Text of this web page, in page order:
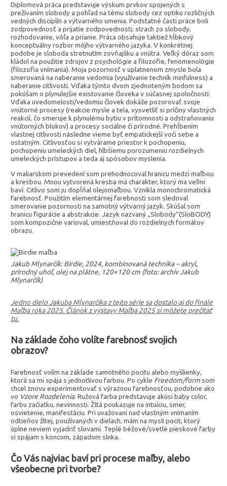
Diplomová práca predstavuje výskum prvkov spojených s
prežívaním slobody a pohľad na tému slobody cez optiku rozličných
vedných disciplín a výtvarného umenia. Podstatné časti práce boli
zodpovednosť a prijatie zodpovednosti, strach zo slobody,
rozhodovanie, vôľa a prianie. Práca obsahuje taktiež hĺbkový
konceptuálny rozbor môjho výtvarného jazyka. V konkrétnej
podobe je sloboda stretnutím zovňajšku a vnútra. Veľký dôraz som
kládol na použitie zdrojov z psychológie a filozofie, fenomenológie
(filozofia vnímania). Moja pozornosť v uplatnenom zmysle bola
smerovaná na naberanie vedomia (využívanie techník minfulness) a
naberanie citlivosti. Vďaka týmto dvom zjednoteným bodom sa
pokúšam o plynulejšie existovanie človeka v súčasnej spoločnosti.
Vďaka uvedomelosti/vedomiu človek dokáže pozorovať svoje
vnútorné procesy (reakcie mysle a tela, vysvetliť si príčiny vlastných
reakcií, čo smeruje k plynulému bytiu v prítomnosti a odstraňovaniu
vnútorných blokov) a procesy sociálne či prírodné. Prehĺbením
vlastnej citlivosti následne vieme byť empatickejší voči sebe a
ostatným. Citlivosťou si vytvárame priestor k pochopeniu,
pochopeniu umeleckých diel, hlbšiemu porozumeniu rozdielnych
umeleckých prístupov a teda aj spôsobov myslenia.
V maliarskom prevedení som prehodnocoval hranicu medzi maľbou
a kresbou. Mnou vytvorená kresba má charakter, ktorý ma veľmi
baví. Citlivo som ju dopĺňal olejomaľbou. Vznikla monochromatická
farebnosť. Použitím elementárnej farebnosti som sledoval
smerovanie pozornosti na samotný výtvarný jazyk. Skúšal som
hranicu figurácie a abstrakcie. Jazyk nazvaný „Slobody“(SloBODY)
som kompozične varioval, umiestňoval do rozdielnych formátov
obrazu.
Jakub Mlynarčík: Birdie, 2024, kombinovaná technika – akryl,
prírodný uhoľ, olej na plátne, 120×120 cm (foto: archív Jakub
Mlynarčík)
Jedno dielo Jakuba Mlynarčíka z tejto série sa dostalo aj do finále
Maľba roka 2025. Článok z výstavy Maľba 2025 si môžete prečítať
tu.
Na základe čoho volíte farebnosť svojich
obrazov?
Farebnosť volím na základe samotného pocitu alebo myšlienky,
ktorá sa mi spája s jednotlivou farbou. Po cykle Freedom/formsom
chcel znovu experimentovať s výraznou farebnosťou, podobne ako
vo Vzore Rozdelenia. Ružová farba predstavuje akúsi baby color,
farbu začiatku, nevinnosti. Žltá poukazuje na intuíciu, smer,
osvietenie, manifestáciu. Pri uvažovaní nad vlastným vnímaním
odtieňov žltej, používaných v dielach, mám na mysli pocit, ktorý
úplne neviem vyjadriť slovami. Teplé béžové/svetlé pieskové farby
si spájam s koncom, západom slnka.
Čo Vás najviac baví pri procese maľby, alebo
všeobecne pri tvorbe?